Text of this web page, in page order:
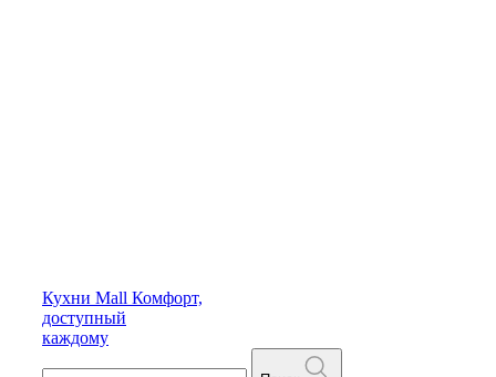
Кухни Mall Комфорт,
доступный
каждому